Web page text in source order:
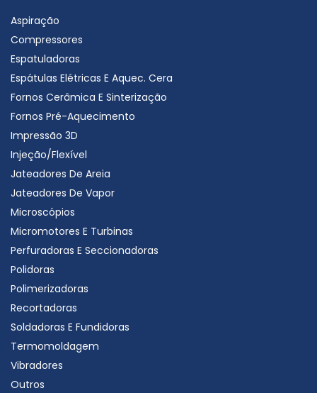
Aspiração
Compressores
Espatuladoras
Espátulas Elétricas E Aquec. Cera
Fornos Cerâmica E Sinterização
Fornos Pré-Aquecimento
Impressão 3D
Injeção/Flexível
Jateadores De Areia
Jateadores De Vapor
Microscópios
Micromotores E Turbinas
Perfuradoras E Seccionadoras
Polidoras
Polimerizadoras
Recortadoras
Soldadoras E Fundidoras
Termomoldagem
Vibradores
Outros